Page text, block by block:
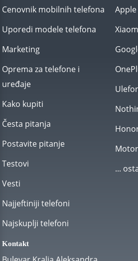
Cenovnik mobilnih telefona
Uporedi modele telefona
Marketing
Oprema za telefone i
uređaje
Kako kupiti
Česta pitanja
Postavite pitanje
Testovi
Vesti
Najjeftiniji telefoni
Najskuplji telefoni
Apple
...
Kontakt